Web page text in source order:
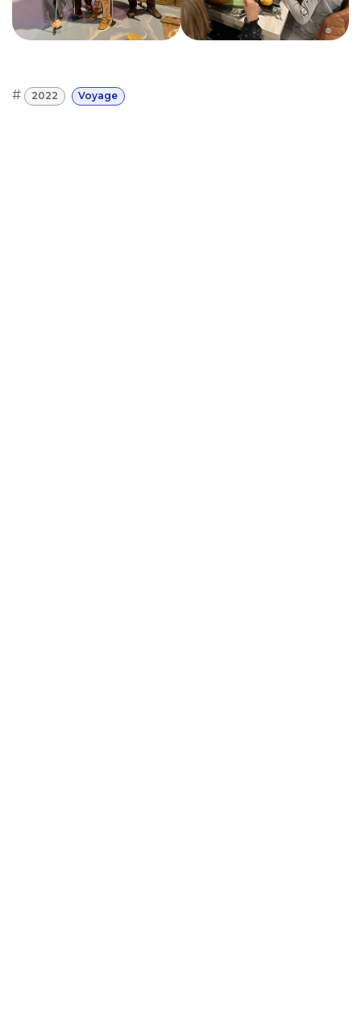
# 2022 Voyage